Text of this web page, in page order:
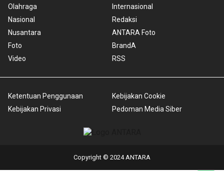
Olahraga
Nasional
Nusantara
Foto
Video
Internasional
Redaksi
ANTARA Foto
BrandA
RSS
Ketentuan Penggunaan
Kebijakan Privasi
Kebijakan Cookie
Pedoman Media Siber
Copyright © 2024 ANTARA